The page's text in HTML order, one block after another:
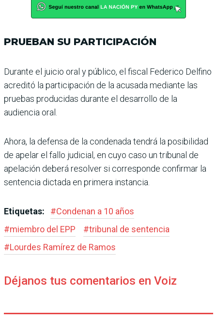
PRUEBAN SU PARTICIPACIÓN
Durante el juicio oral y público, el fiscal Federico Delfino
acreditó la participa­ción de la acusada mediante las
pruebas producidas durante el desarrollo de la
audiencia oral.
Ahora, la defensa de la con­denada tendrá la posibilidad
de apelar el fallo judicial, en cuyo caso un tribunal de
apelación deberá resolver si corresponde confirmar la
sentencia dictada en primera instancia.
Etiquetas: #Condenan a 10 años
#miembro del EPP #tribunal de sentencia
#Lourdes Ramírez de Ramos
Déjanos tus comentarios en Voiz